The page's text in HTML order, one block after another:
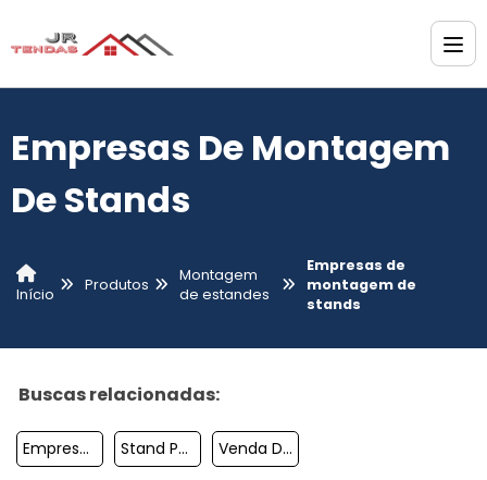
Empresas De Montagem
De Stands
Início
Produtos
Montagem
de estandes
Empresas de
montagem de
stands
Buscas relacionadas:
Empresas De Montagem De Stands Em Sp Stand Para Evento Corporativo Venda De Stands Para Feiras